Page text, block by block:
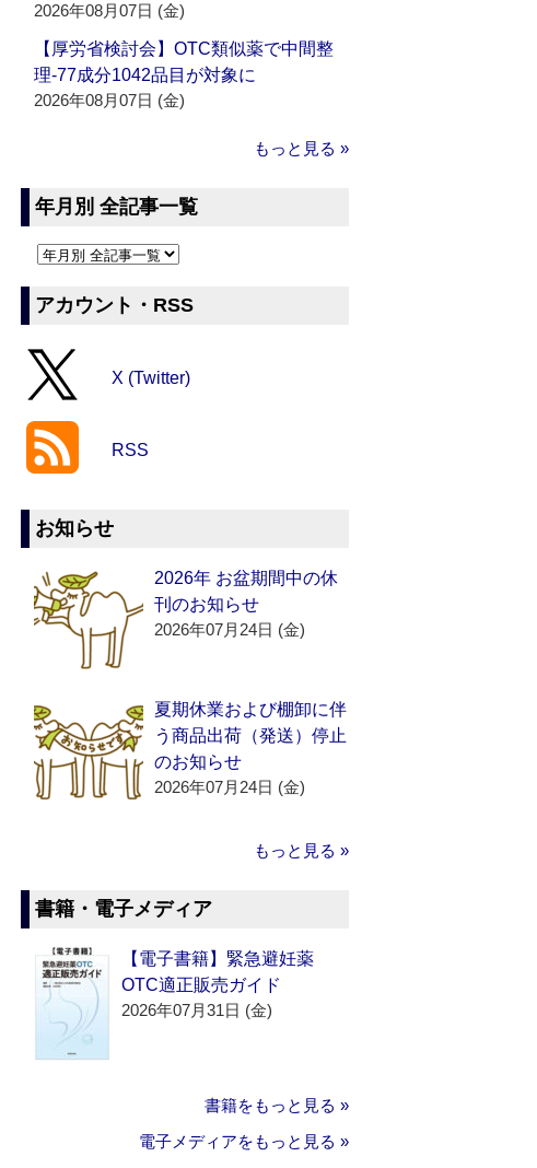
2026年08月07日 (金)
【厚労省検討会】OTC類似薬で中間整
理‐77成分1042品目が対象に
2026年08月07日 (金)
もっと見る »
年月別 全記事一覧
アカウント・RSS
X (Twitter)
RSS
お知らせ
2026年 お盆期間中の休
刊のお知らせ
2026年07月24日 (金)
夏期休業および棚卸に伴
う商品出荷（発送）停止
のお知らせ
2026年07月24日 (金)
もっと見る »
書籍・電子メディア
【電子書籍】緊急避妊薬
OTC適正販売ガイド
2026年07月31日 (金)
書籍をもっと見る »
電子メディアをもっと見る »